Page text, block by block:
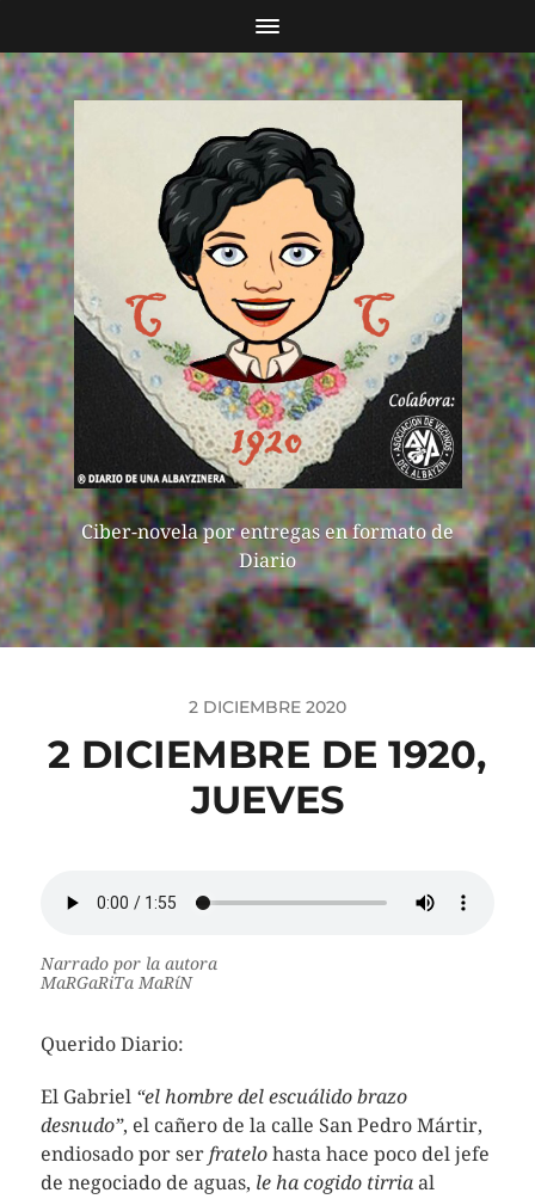
Ciber-novela por entregas en formato de
Diario
2 DICIEMBRE 2020
2 DICIEMBRE DE 1920,
JUEVES
Narrado por la autora
MaRGaRiTa MaRíN
Querido Diario:
El Gabriel “el hombre del escuálido brazo
desnudo”, el cañero de la calle San Pedro Mártir,
endiosado por ser fratelohasta hace poco del jefe
de negociado de aguas, le ha cogido tirria al